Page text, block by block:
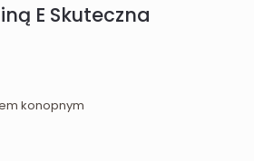
E Skuteczna
konopnym